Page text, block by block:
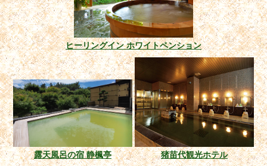
ヒーリングイン ホワイトペンション
露天風呂の宿 静楓亭 猪苗代観光ホテル